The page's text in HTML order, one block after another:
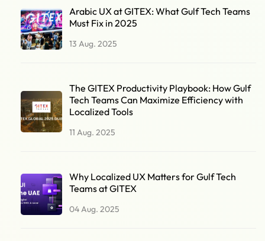
Arabic UX at GITEX: What Gulf Tech Teams
Must Fix in 2025
13 Aug. 2025
The GITEX Productivity Playbook: How Gulf
Tech Teams Can Maximize Efficiency with
Localized Tools
11 Aug. 2025
Why Localized UX Matters for Gulf Tech
Teams at GITEX
04 Aug. 2025